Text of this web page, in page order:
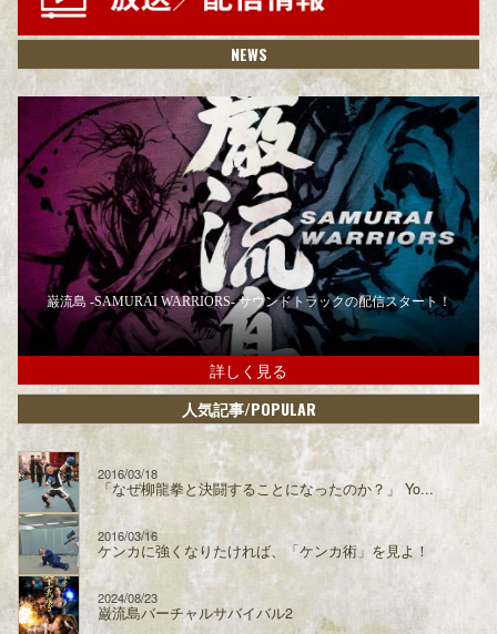
NEWS
巌流島 -SAMURAI WARRIORS- サウンドトラックの配信スタート！
詳しく見る
人気記事/POPULAR
2016/03/18
「なぜ柳龍拳と決闘することになったのか？」 Yo...
2016/03/16
ケンカに強くなりたければ、「ケンカ術」を見よ！
2024/08/23
巌流島バーチャルサバイバル2